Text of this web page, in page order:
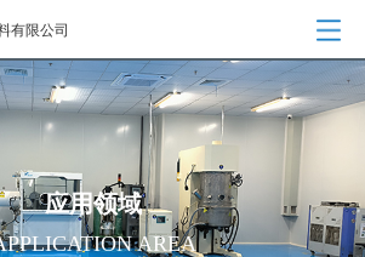
有限公司
应用领域
AREA